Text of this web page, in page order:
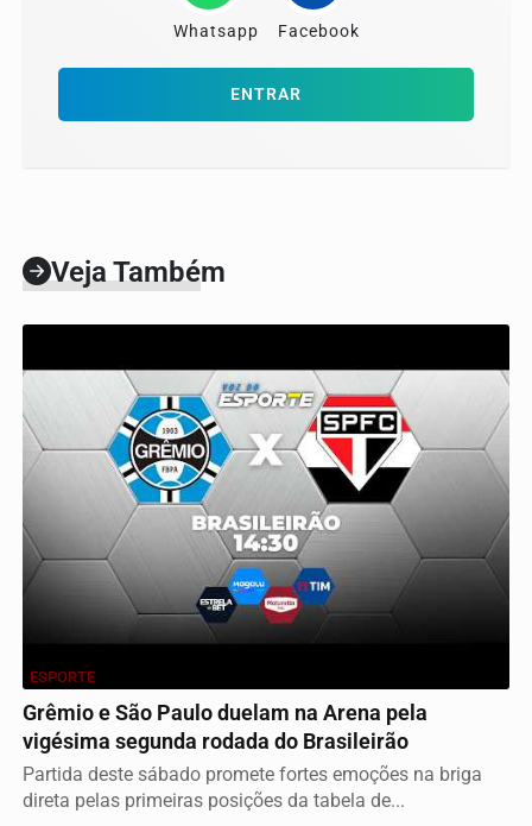
Whatsapp Facebook
ENTRAR
Veja Também
ESPORTE
Grêmio e São Paulo duelam na Arena pela
vigésima segunda rodada do Brasileirão
Partida deste sábado promete fortes emoções na briga
direta pelas primeiras posições da tabela de...